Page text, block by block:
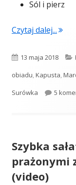
Sól i pierz
Czytaj dalej...
Opublikowano
13 maja 2018
obiadu,Kapusta,
Surówka
5
Szybka
prażonymi
(video)